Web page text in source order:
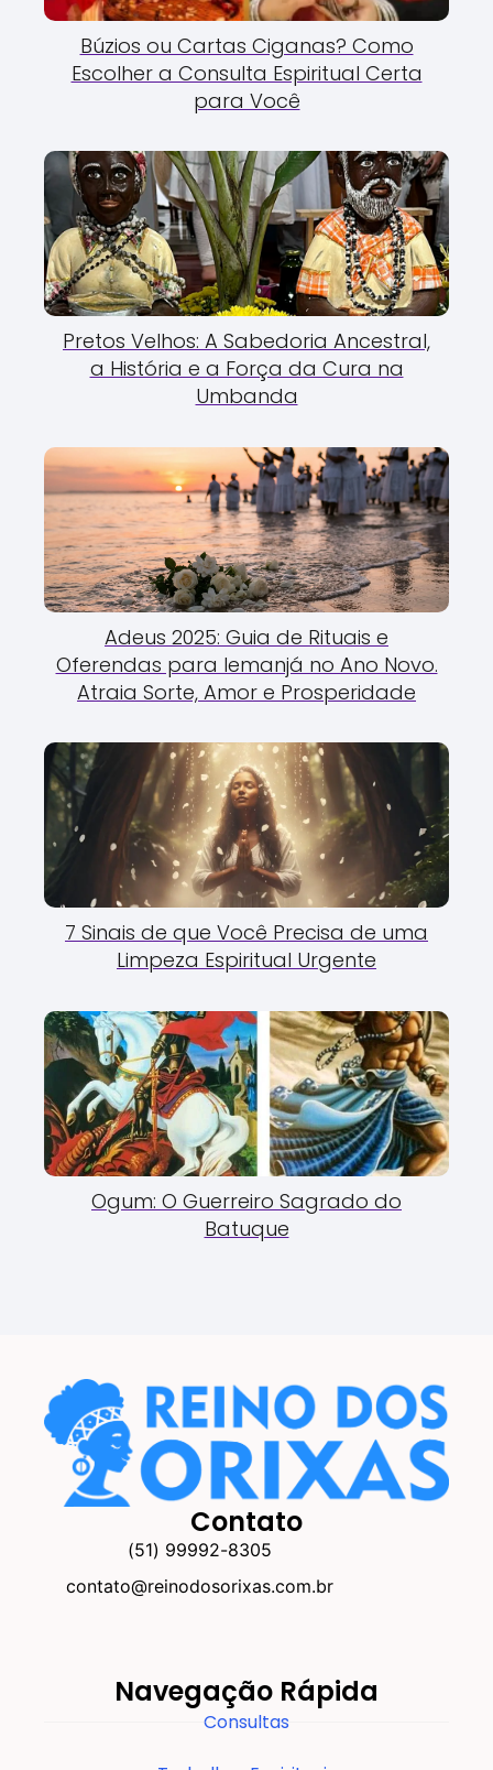
Búzios ou Cartas Ciganas? Como
Escolher a Consulta Espiritual Certa
para Você
Pretos Velhos: A Sabedoria Ancestral,
a História e a Força da Cura na
Umbanda
Adeus 2025: Guia de Rituais e
Oferendas para Iemanjá no Ano Novo.
Atraia Sorte, Amor e Prosperidade
7 Sinais de que Você Precisa de uma
Limpeza Espiritual Urgente
Ogum: O Guerreiro Sagrado do
Batuque
Contato
(51) 99992-8305
contato@reinodosorixas.com.br
Navegação Rápida
Consultas